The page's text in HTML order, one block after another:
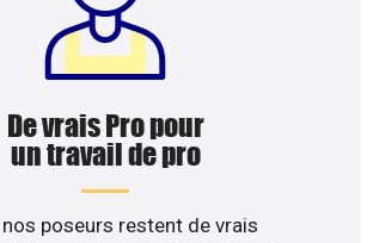
De vrais Pro pour
un travail de pro
poseurs restent de vrais